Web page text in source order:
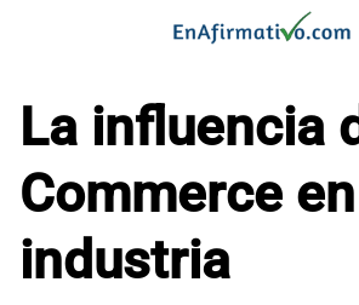
La influencia
Commerce
industria